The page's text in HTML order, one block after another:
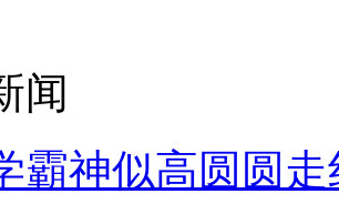
闻
霸神似高圆圆走